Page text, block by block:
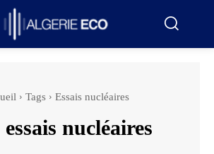
Tags Essais nucléaires
essais nucléaires